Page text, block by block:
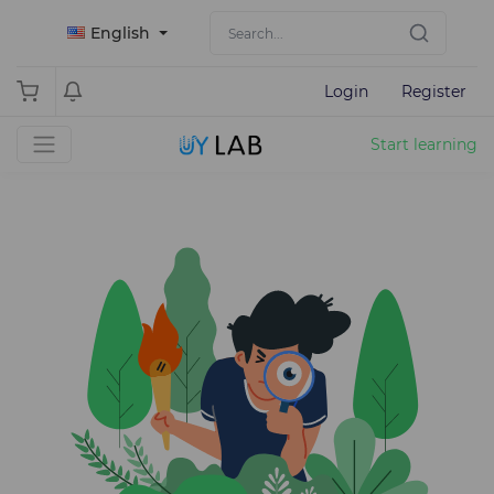
English
Login Register
Start learning